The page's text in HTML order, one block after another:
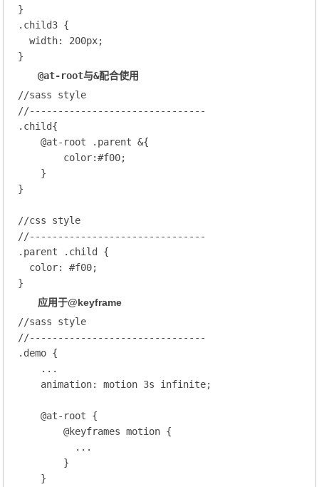
.child3 {
width: 200px;
@at-root与&配合使用
//sass style
//-------------------------------
.child{
@at-root .parent &{
color:#f00;
    }
}
//css style
//-------------------------------
.parent
.child {
color: #f00;
应用于@keyframe
//sass style
//-------------------------------
.demo {
    ...
animation: motion 3s infinite;
@at-root {
@keyframes motion {
          ...
        }
    }